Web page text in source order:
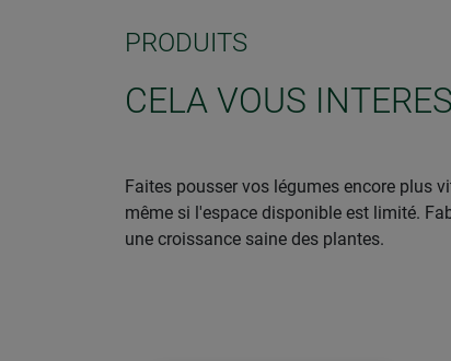
PRODUITS
CELA VOUS
Faites pousser vos légumes encore plus
même si l'espace disponible est limité.
une croissance saine des plantes.